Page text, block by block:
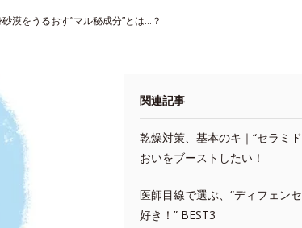
漠をうるおす”マル秘成分”とは…？
関連記事
乾燥対策、基本のキ｜“セラミ
おいをブーストしたい！
医師目線で選ぶ、“ディフェン
好き！” BEST3